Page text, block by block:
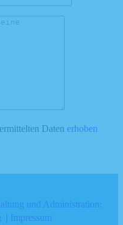
Daten erhoben
und Administration:
| Impressum